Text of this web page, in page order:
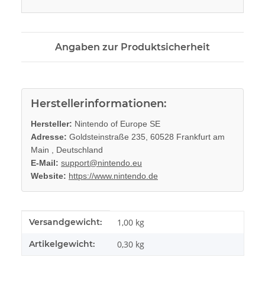
Angaben zur Produktsicherheit
Herstellerinformationen:
Hersteller: Nintendo of Europe SE
Adresse: Goldsteinstraße 235, 60528 Frankfurt am
Main , Deutschland
E-Mail: support@nintendo.eu
Website: https://www.nintendo.de
Produkteigenschaft
Wert
Versandgewicht: 1,00 kg
Artikelgewicht: 0,30 kg